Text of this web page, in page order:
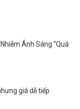
giá dễ tiếp